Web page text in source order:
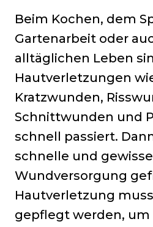
Beim Kochen, dem
Gartenarbeit oder
alltäglichen Leben
Hautverletzungen
Kratzwunden,
Schnittwunden und
schnell passiert.
schnelle und
Wundversorgung
Hautverletzung
gepflegt werden, um